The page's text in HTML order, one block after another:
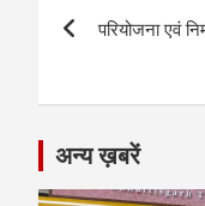
o
k
g
navigation
परियोजना एवं
अन्य ख़बरें